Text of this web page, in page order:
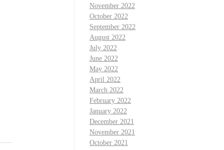
November 2022
October 2022
September 2022
August 2022
July 2022
June 2022
May 2022
April 2022
March 2022
February 2022
January 2022
December 2021
November 2021
October 2021